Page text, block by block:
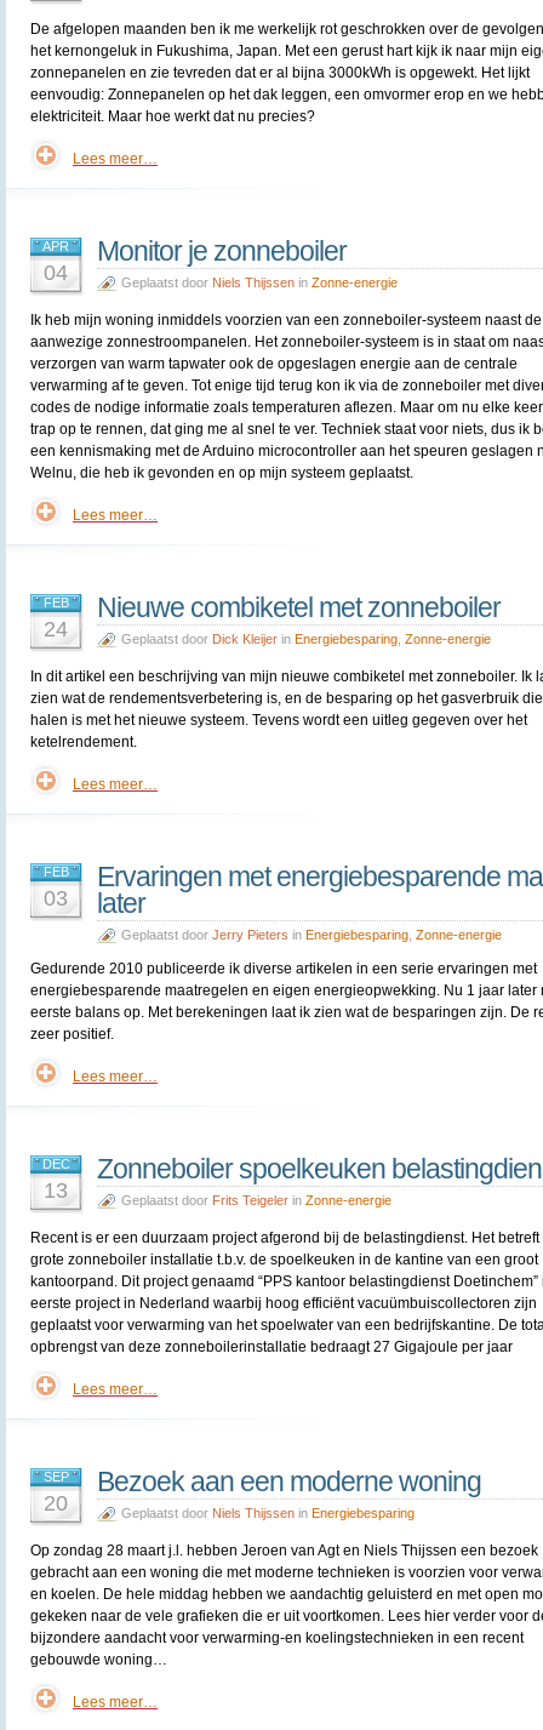
De afgelopen maanden ben ik me werkelijk rot geschrokken over de
het kernongeluk in Fukushima, Japan. Met een gerust hart kijk ik naar mijn
zonnepanelen en zie tevreden dat er al bijna 3000kWh is opgewekt. Het lijkt
eenvoudig: Zonnepanelen op het dak leggen, een omvormer erop en we
elektriciteit. Maar hoe werkt dat nu precies?
Lees meer…
APR
04
Monitor je zonneboiler
Geplaatst door Niels Thijssen in Zonne-energie
Ik heb mijn woning inmiddels voorzien van een zonneboiler-systeem naast
aanwezige zonnestroompanelen. Het zonneboiler-systeem is in staat om
verzorgen van warm tapwater ook de opgeslagen energie aan de centrale
verwarming af te geven. Tot enige tijd terug kon ik via de zonneboiler met
codes de nodige informatie zoals temperaturen aflezen. Maar om nu elke
trap op te rennen, dat ging me al snel te ver. Techniek staat voor niets, dus ik
een kennismaking met de Arduino microcontroller aan het speuren geslagen
Welnu, die heb ik gevonden en op mijn systeem geplaatst.
Lees meer…
FEB
24
Nieuwe combiketel met zonneboiler
Geplaatst door Dick Kleijer in Energiebesparing Zonne-energie
In dit artikel een beschrijving van mijn nieuwe combiketel met zonneboiler. Ik
zien wat de rendementsverbetering is, en de besparing op het gasverbruik
halen is met het nieuwe systeem. Tevens wordt een uitleg gegeven over het
ketelrendement.
Lees meer…
FEB
03
Ervaringen met energiebesparende
later
Geplaatst door Jerry Pieters in Energiebesparing Zonne-energie
Gedurende 2010 publiceerde ik diverse artikelen in een serie ervaringen met
energiebesparende maatregelen en eigen energieopwekking. Nu 1 jaar later
eerste balans op. Met berekeningen laat ik zien wat de besparingen zijn. De
zeer positief.
Lees meer…
DEC
13
Zonneboiler spoelkeuken
Geplaatst door Frits Teigeler in Zonne-energie
Recent is er een duurzaam project afgerond bij de belastingdienst. Het betreft
grote zonneboiler installatie t.b.v. de spoelkeuken in de kantine van een groot
kantoorpand. Dit project genaamd “PPS kantoor belastingdienst Doetinchem”
eerste project in Nederland waarbij hoog efficiënt vacuümbuiscollectoren zijn
geplaatst voor verwarming van het spoelwater van een bedrijfskantine. De
opbrengst van deze zonneboilerinstallatie bedraagt 27 Gigajoule per jaar
Lees meer…
SEP
20
Bezoek aan een moderne woning
Geplaatst door Niels Thijssen in Energiebesparing
Op zondag 28 maart j.l. hebben Jeroen van Agt en Niels Thijssen een bezoek
gebracht aan een woning die met moderne technieken is voorzien voor
en koelen. De hele middag hebben we aandachtig geluisterd en met open
gekeken naar de vele grafieken die er uit voortkomen. Lees hier verder voor
bijzondere aandacht voor verwarming-en koelingstechnieken in een recent
gebouwde woning…
Lees meer…